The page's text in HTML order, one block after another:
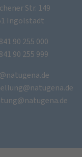
Str. 149
Ingolstadt
90 255 000
90 255 999